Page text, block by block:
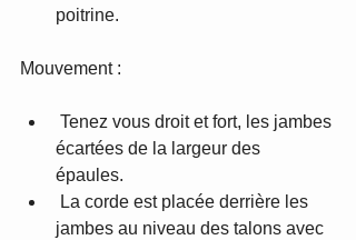
poitrine.
Mouvement :
écartées de la largeur des
épaules.
jambes au niveau des talons avec